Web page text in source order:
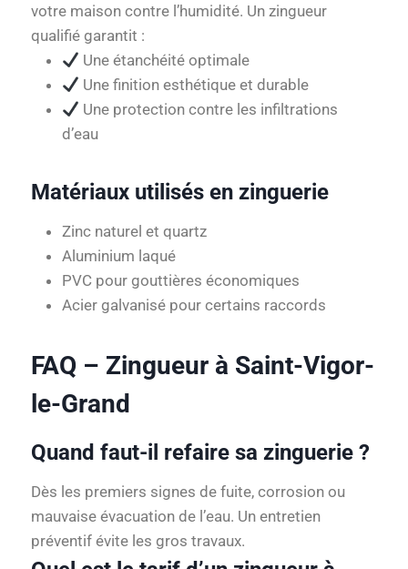
votre maison contre l’humidité. Un zingueur
qualifié garantit :
Une étanchéité optimale
Une finition esthétique et durable
Une protection contre les infiltrations
d’eau
Matériaux utilisés en zinguerie
Zinc naturel et quartz
Aluminium laqué
PVC pour gouttières économiques
Acier galvanisé pour certains raccords
FAQ – Zingueur à Saint-Vigor-
le-Grand
Quand faut-il refaire sa zinguerie ?
Dès les premiers signes de fuite, corrosion ou
mauvaise évacuation de l’eau. Un entretien
préventif évite les gros travaux.